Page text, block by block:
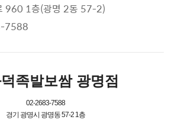
960 1층(광명 2동 57-2)
7588